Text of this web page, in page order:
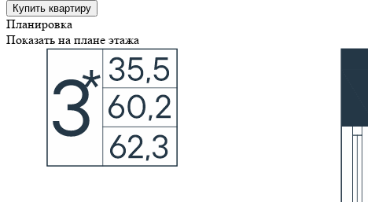
Купить квартиру
Планировка
Показать на плане этажа